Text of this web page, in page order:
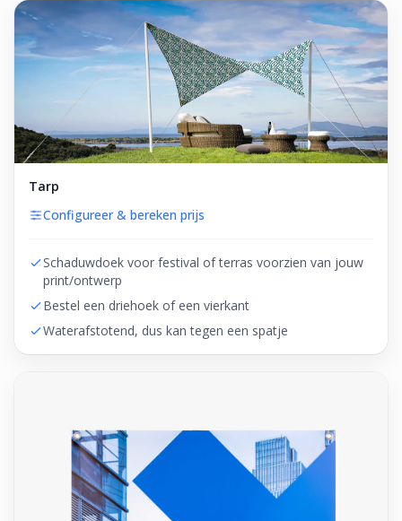
Tarp
Configureer & bereken prijs
Schaduwdoek voor festival of terras voorzien van jouw
print/ontwerp
Bestel een driehoek of een vierkant
Waterafstotend, dus kan tegen een spatje